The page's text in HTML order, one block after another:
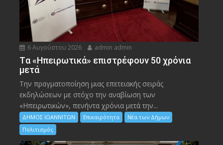
6 Αυγούστου 2026 admin admin
Tα «Ηπειρωτικά» επιστρέφουν 50 χρόνια
μετά
Την πραγματοποίηση μιας επετειακής σειράς
εκδηλώσεων με στόχο την αναβίωση των
«Ηπειρωτικών», πενήντα χρόνια μετά την...
ΔΗΜΟΣ ΙΩΑΝΝΙΤΩΝ Επικαιρότητα
Νέα των Δήμων
Πολιτισμός